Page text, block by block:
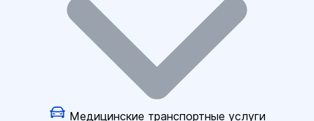
Медицинские транспортные услуги